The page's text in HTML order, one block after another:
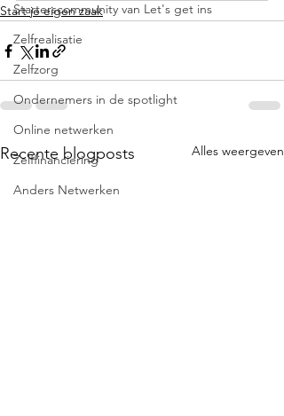
Starterscommunity van Let's get ins
Zelfrealisatie
Zelfzorg
Ondernemers in de spotlight
Online netwerken
Zelffinanciering
Anders Netwerken
Start je eigen zaak
Recente blogposts Alles weergeven